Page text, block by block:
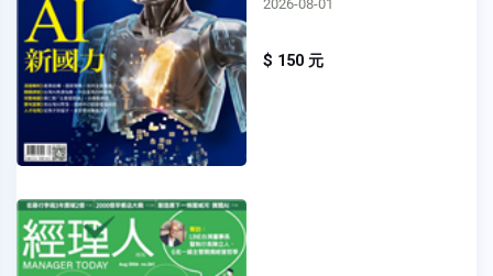
2026-08-01
$ 150 元